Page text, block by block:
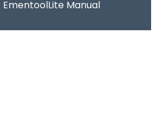
EmentoolLite Manual